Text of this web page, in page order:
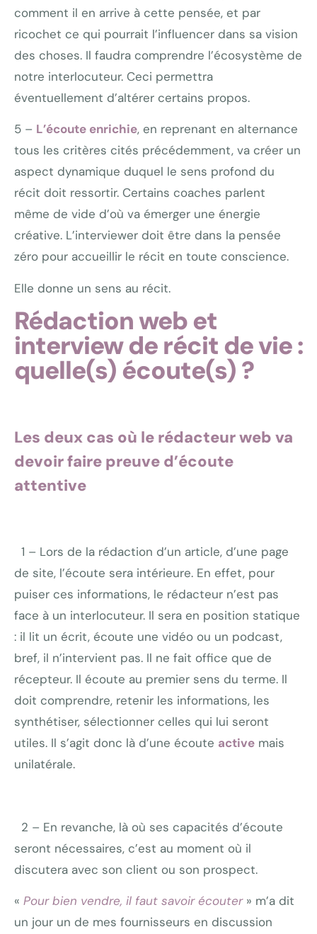
comment il en arrive à cette pensée, et par
ricochet ce qui pourrait l’influencer dans sa vision
des choses. Il faudra comprendre l’écosystème de
notre interlocuteur. Ceci permettra
éventuellement d’altérer certains propos.
5 – L’écoute enrichie, en reprenant en alternance
tous les critères cités précédemment, va créer un
aspect dynamique duquel le sens profond du
récit doit ressortir. Certains coaches parlent
même de vide d’où va émerger une énergie
créative. L’interviewer doit être dans la pensée
zéro pour accueillir le récit en toute conscience.
Elle donne un sens au récit.
Rédaction web et
interview de récit de vie :
quelle(s) écoute(s) ?
Les deux cas où le rédacteur web va
devoir faire preuve d’écoute
attentive
1 – Lors de la rédaction d’un article, d’une page
de site, l’écoute sera intérieure. En effet, pour
puiser ces informations, le rédacteur n’est pas
face à un interlocuteur. Il sera en position statique
: il lit un écrit, écoute une vidéo ou un podcast,
bref, il n’intervient pas. Il ne fait office que de
récepteur. Il écoute au premier sens du terme. Il
doit comprendre, retenir les informations, les
synthétiser, sélectionner celles qui lui seront
utiles. Il s’agit donc là d’une écoute active mais
unilatérale.
2 – En revanche, là où ses capacités d’écoute
seront nécessaires, c’est au moment où il
discutera avec son client ou son prospect.
« Pour bien vendre, il faut savoir écouter» m’a dit
un jour un de mes fournisseurs en discussion